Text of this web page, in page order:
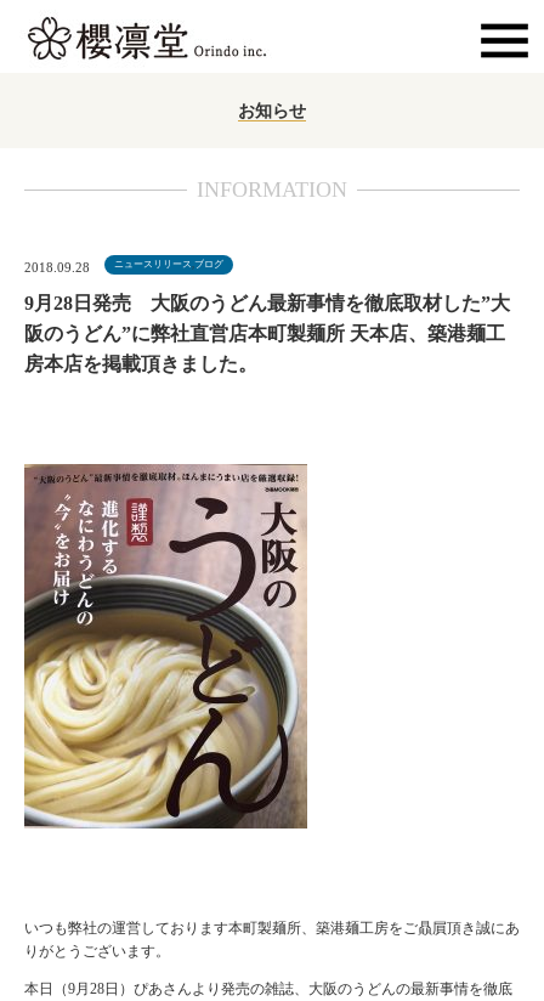
お知らせ
INFORMATION
2018.09.28 ニュースリリース,ブログ
9月28日発売 大阪のうどん最新事情を徹底取材した”大
阪のうどん”に弊社直営店本町製麺所 天本店、築港麺工
房本店を掲載頂きました。
いつも弊社の運営しております本町製麺所、築港麺工房をご贔屓頂き誠にあ
りがとうございます。
本日（9月28日）ぴあさんより発売の雑誌、大阪のうどんの最新事情を徹底